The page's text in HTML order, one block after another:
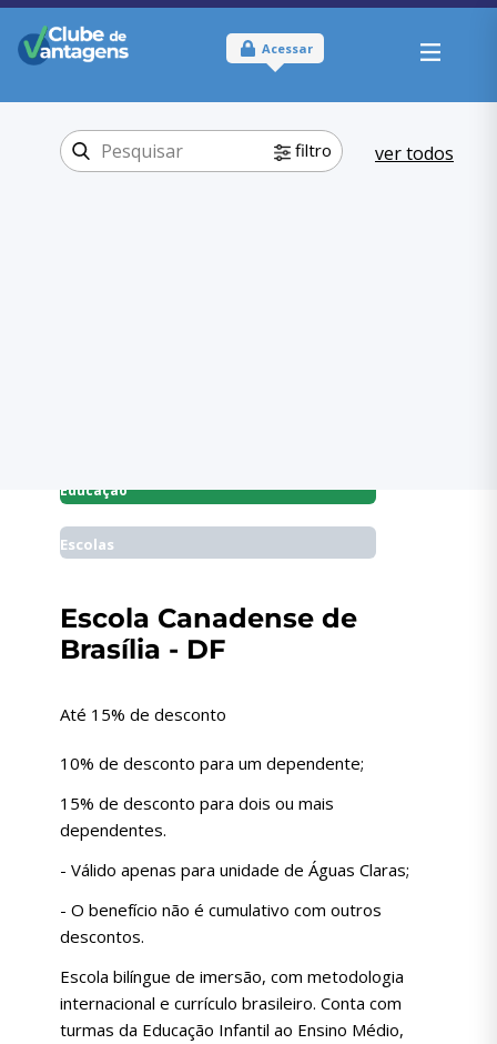
Acessar
filtro ver todos
Educação
Escolas
Escola Canadense de
Brasília - DF
Até 15% de desconto
10% de desconto para um dependente;
15% de desconto para dois ou mais
dependentes.
- Válido apenas para unidade de Águas Claras;
- O benefício não é cumulativo com outros
descontos.
Escola bilíngue de imersão, com metodologia
internacional e currículo brasileiro. Conta com
turmas da Educação Infantil ao Ensino Médio,